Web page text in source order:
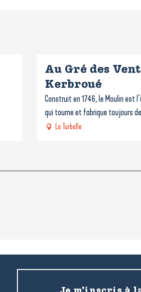
Au Gré des
Kerbroué
Construit en 1746, le Moulin est
qui tourne et fabrique toujours
La Turballe